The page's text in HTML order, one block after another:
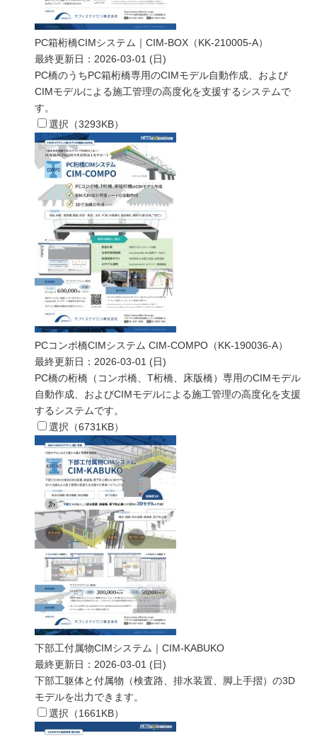
PC箱桁橋CIMシステム｜CIM-BOX（KK-210005-A）
最終更新日： 2026-03-01 (日)
PC橋のうちPC箱桁橋専用のCIMモデル自動作成、および
CIMモデルによる施工管理の高度化を支援するシステムで
す。
選択（3293KB）
PCコンポ橋CIMシステム CIM-COMPO（KK-190036-A）
最終更新日： 2026-03-01 (日)
PC橋の桁橋（コンポ橋、T桁橋、床版橋）専用のCIMモデル
自動作成、およびCIMモデルによる施工管理の高度化を支援
するシステムです。
選択（6731 KB）
下部工付属物CIMシステム｜CIM-KABUKO
最終更新日： 2026-03-01 (日)
下部工躯体と付属物（検査路、排水装置、脚上手摺）の3D
モデルを出力できます。
選択（1661 KB）